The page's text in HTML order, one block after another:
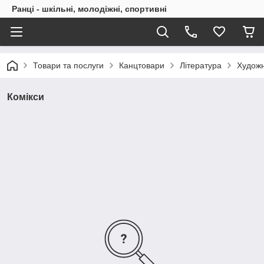
Ранці - шкільні, молодіжні, спортивні
Товари та послуги Канцтовари Література
Комікси